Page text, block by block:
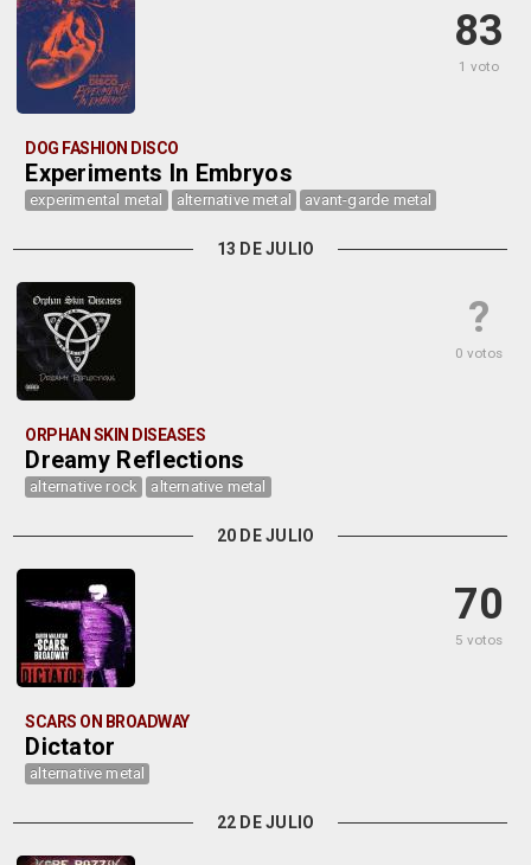
83
1 voto
DOG FASHION DISCO
Experiments In Embryos
experimental metal alternative metal avant-garde metal
13 DE JULIO
?
0 votos
ORPHAN SKIN DISEASES
Dreamy Reflections
alternative rock alternative metal
20 DE JULIO
70
5 votos
SCARS ON BROADWAY
Dictator
alternative metal
22 DE JULIO